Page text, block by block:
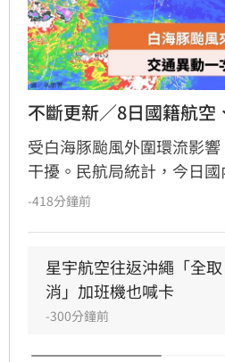
不斷更新／8日國籍航空
受白海豚颱風外圍環流影
干擾。民航局統計，今日
際暨兩岸航線取消61架次
共9條航線、39航次停航，
嶼及小琉球等熱門航線。
航空公司官網或航港局查詢
-418分鐘前
星宇航空往返沖繩「全取
消」加班機也喊卡
-300分鐘前